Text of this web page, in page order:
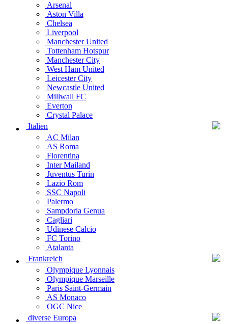
Arsenal
Aston Villa
Chelsea
Liverpool
Manchester United
Tottenham Hotspur
Manchester City
West Ham United
Leicester City
Newcastle United
Millwall FC
Everton
Crystal Palace
Italien
AC Milan
AS Roma
Fiorentina
Inter Mailand
Juventus Turin
Lazio Rom
SSC Napoli
Palermo
Sampdoria Genua
Cagliari
Udinese Calcio
FC Torino
Atalanta
Frankreich
Olympique Lyonnais
Olympique Marseille
Paris Saint-Germain
AS Monaco
OGC Nice
diverse Europa